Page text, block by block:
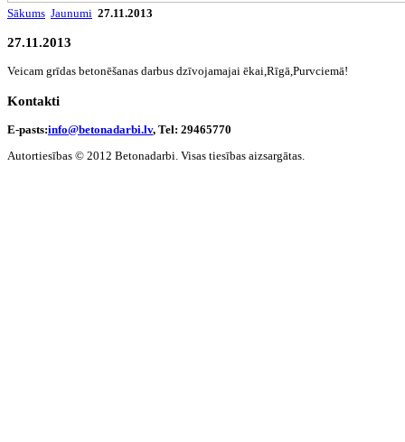
Sākums Jaunumi 27.11.2013
27.11.2013
Veicam grīdas betonēšanas darbus dzīvojamajai ēkai,Rīgā,Purvciemā!
Kontakti
E-pasts:info@betonadarbi.lv, Tel: 29465770
Autortiesības © 2012 Betonadarbi. Visas tiesības aizsargātas.